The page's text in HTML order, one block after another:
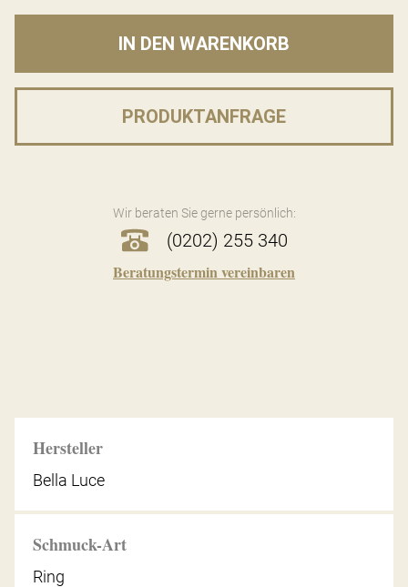
IN DEN WARENKORB
PRODUKTANFRAGE
Wir beraten Sie gerne persönlich:
(0202) 255 340
Beratungstermin vereinbaren
Hersteller
Bella Luce
Schmuck-Art
Ring